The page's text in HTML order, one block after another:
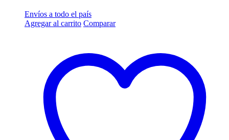
Envíos a todo el país
Agregar al carrito Comparar